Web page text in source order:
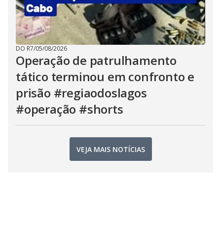
DO R7/05/08/2026
Operação de patrulhamento
tático terminou em confronto e
prisão #regiaodoslagos
#operação #shorts
VEJA MAIS NOTÍCIAS